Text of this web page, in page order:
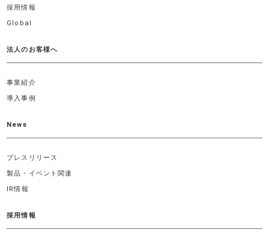
採用情報
Global
法人のお客様へ
事業紹介
導入事例
News
プレスリリース
製品・イベント関連
IR情報
採用情報